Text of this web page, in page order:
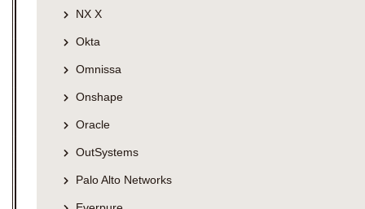
NX X
Okta
Omnissa
Onshape
Oracle
OutSystems
Palo Alto Networks